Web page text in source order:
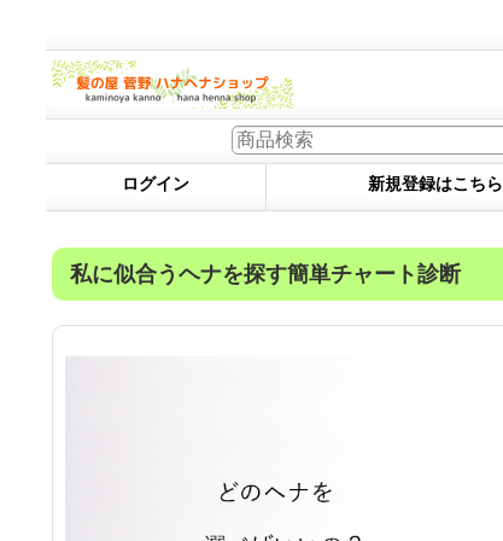
ログイン 新規登録はこちら
私に似合うヘナを探す簡単チャート診断